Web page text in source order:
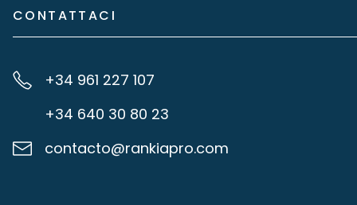
CONTATTACI
+34 961 227 107
+34 640 30 80 23
contacto@rankiapro.com